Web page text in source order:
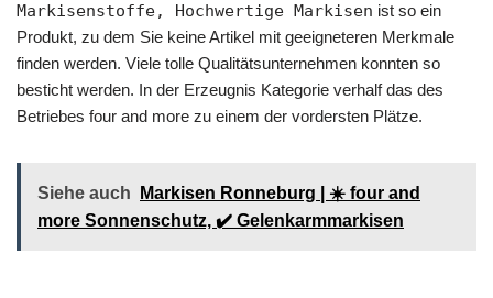
Markisenstoffe, Hochwertige Markisen ist so ein
Produkt, zu dem Sie keine Artikel mit geeigneteren Merkmale
finden werden. Viele tolle Qualitätsunternehmen konnten so
besticht werden. In der Erzeugnis Kategorie verhalf das des
Betriebes four and more zu einem der vordersten Plätze.
Siehe auch
Markisen Ronneburg | ☀️ four and
more Sonnenschutz, ✔️ Gelenkarmmarkisen